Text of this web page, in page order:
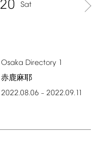
20 Sat
Osaka Directory 1
赤鹿麻耶
2022.08.06– 2022.09.11